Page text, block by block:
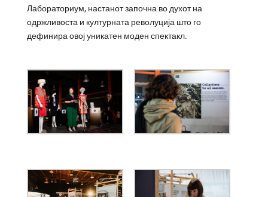
Лабораториум, настанот започна во духот на
одржливоста и културната револуција што го
дефинира овој уникатен моден спектакл.